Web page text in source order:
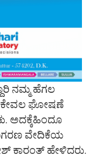
ನಮ್ಮ ಹೆಗಲ
ಕೇವಲ ಘೋಷಣೆ
ಅದಕ್ಕೆಹಿಂದೂ
ವೇದಿಕೆಯ
ಕಾರಂತ್ ಹೇಳಿದರು.